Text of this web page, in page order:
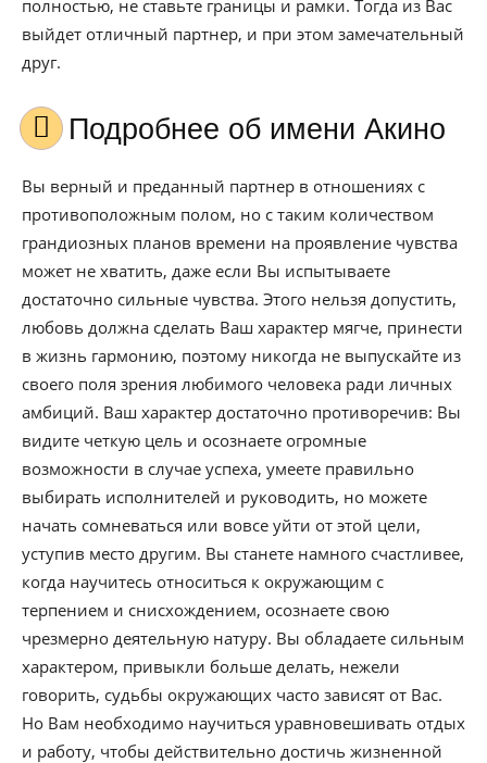
полностью, не ставьте границы и рамки. Тогда из Вас
выйдет отличный партнер, и при этом замечательный
друг.
Подробнее об имени Акино
Вы верный и преданный партнер в отношениях с
противоположным полом, но с таким количеством
грандиозных планов времени на проявление чувства
может не хватить, даже если Вы испытываете
достаточно сильные чувства. Этого нельзя допустить,
любовь должна сделать Ваш характер мягче, принести
в жизнь гармонию, поэтому никогда не выпускайте из
своего поля зрения любимого человека ради личных
амбиций. Ваш характер достаточно противоречив: Вы
видите четкую цель и осознаете огромные
возможности в случае успеха, умеете правильно
выбирать исполнителей и руководить, но можете
начать сомневаться или вовсе уйти от этой цели,
уступив место другим. Вы станете намного счастливее,
когда научитесь относиться к окружающим с
терпением и снисхождением, осознаете свою
чрезмерно деятельную натуру. Вы обладаете сильным
характером, привыкли больше делать, нежели
говорить, судьбы окружающих часто зависят от Вас.
Но Вам необходимо научиться уравновешивать отдых
и работу, чтобы действительно достичь жизненной